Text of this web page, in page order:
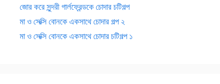
জোর করে সুন্দরী গার্লফ্রেন্ডকে চোদার চটিগল্প
মা ও সেক্সি বোনকে একসাথে চোদার গল্প ২
মা ও সেক্সি বোনকে একসাথে চোদার চটিগল্প ১